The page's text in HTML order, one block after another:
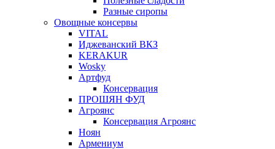
Разные сиропы
Овощные консервы
VITAL
Иджеванский ВКЗ
KERAKUR
Wosky
Артфуд
Консервация
ПРОШЯН ФУД
Агроянс
Консервация Агроянс
Ноян
Армениум